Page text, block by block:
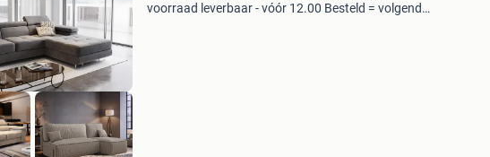
voorraad leverbaar - vóór 12.00 Besteld = volgende